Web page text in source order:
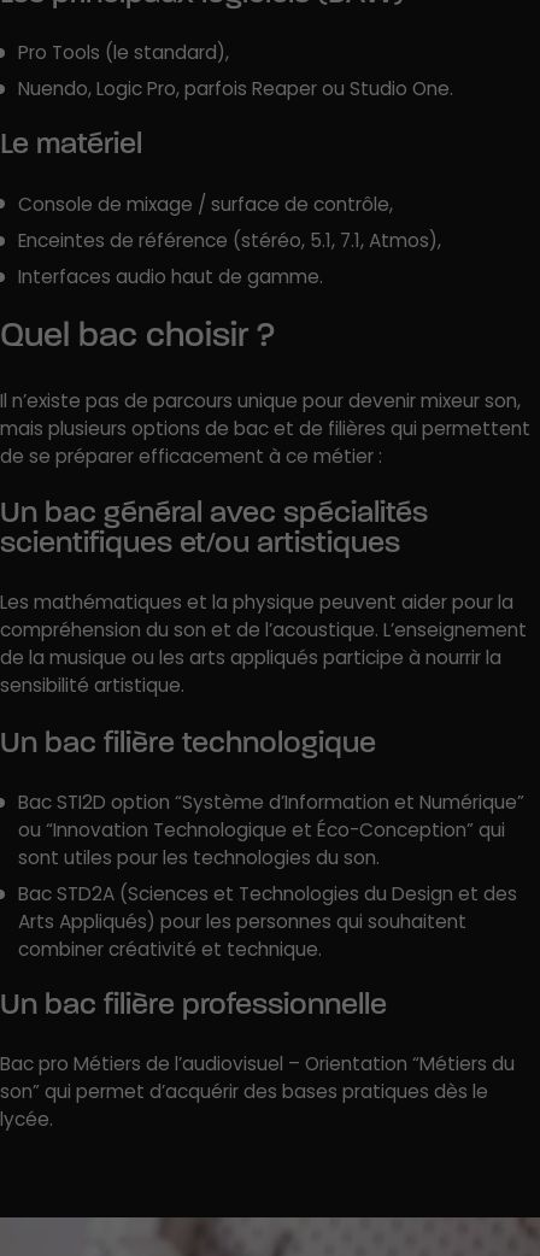
Pro Tools (le standard),
Nuendo, Logic Pro, parfois Reaper ou Studio One.
Le matériel
Console de mixage / surface de contrôle,
Enceintes de référence (stéréo, 5.1, 7.1, Atmos),
Interfaces audio haut de gamme.
Quel bac choisir ?
Il n’existe pas de parcours unique pour devenir mixeur son,
mais plusieurs options de bac et de filières qui permettent
de se préparer efficacement à ce métier :
Un bac général avec spécialités
scientifiques et/ou artistiques
Les mathématiques et la physique peuvent aider pour la
compréhension du son et de l’acoustique. L’enseignement
de la musique ou les arts appliqués participe à nourrir la
sensibilité artistique.
Un bac filière technologique
Bac STI2D option “Système d’Information et Numérique”
ou “Innovation Technologique et Éco-Conception” qui
sont utiles pour les technologies du son.
Bac STD2A (Sciences et Technologies du Design et des
Arts Appliqués) pour les personnes qui souhaitent
combiner créativité et technique.
Un bac filière professionnelle
Bac pro Métiers de l’audiovisuel – Orientation “Métiers du
son” qui permet d’acquérir des bases pratiques dès le
lycée.